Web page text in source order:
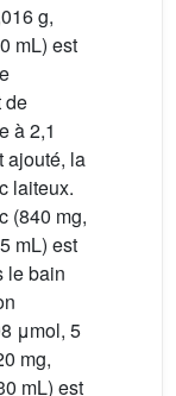
g,
mL) est
de
à 2,1
ajouté, la
laiteux.
(840 mg,
mL) est
le bain
μmol, 5
mg,
mL) est